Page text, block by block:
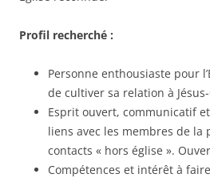
Profil recherché :
Personne enthousiaste pour
de cultiver sa relation à
Esprit ouvert, communicatif
liens avec les membres de la
contacts « hors église ».
Compétences et intérêt à